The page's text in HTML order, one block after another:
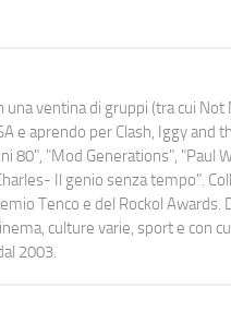
ventina di gruppi (tra cui
e aprendo per Clash, Iggy and
80", "Mod Generations", "Paul
Il genio senza tempo".
Tenco e del Rockol
culture varie, sport e con
2003.